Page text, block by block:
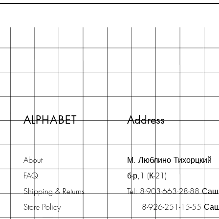
ALPHABET Address
About
FAQ
Shipping & Returns
Store Policy
М. Люблино Тихорцкий
б-р,1 (К-21)
Tel: 8-903-663-28-88
8-926-251-15-55